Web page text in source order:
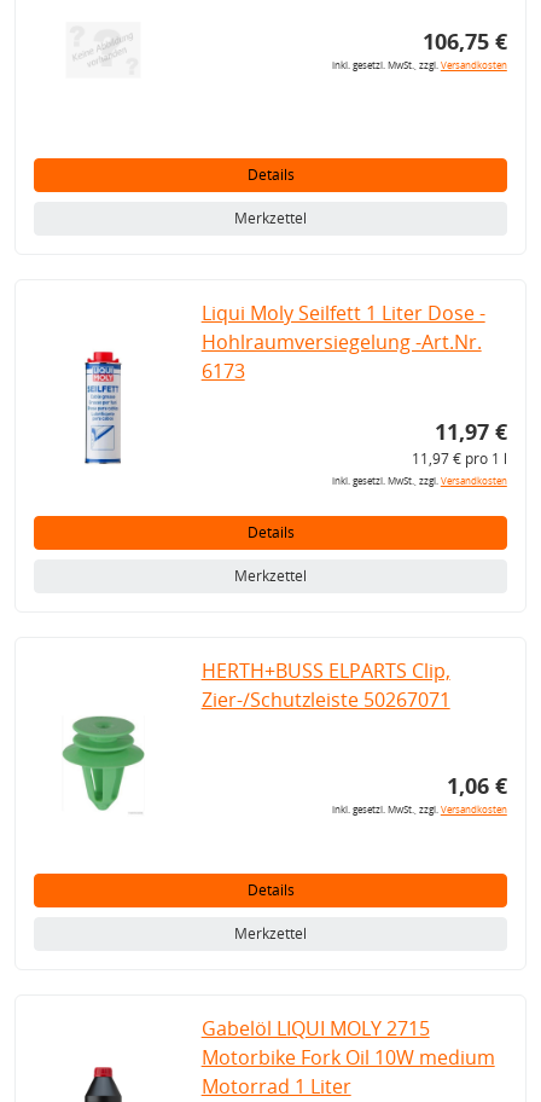
106,75 €
inkl. gesetzl. MwSt., zzgl.Versandkosten
Details
Merkzettel
Liqui Moly Seilfett 1 Liter Dose -
Hohlraumversiegelung -Art.Nr.
6173
11,97 €
11,97 € pro 1 l
inkl. gesetzl. MwSt., zzgl.Versandkosten
Details
Merkzettel
HERTH+BUSS ELPARTS Clip,
Zier-/Schutzleiste 50267071
1,06 €
inkl. gesetzl. MwSt., zzgl.Versandkosten
Details
Merkzettel
Gabelöl LIQUI MOLY 2715
Motorbike Fork Oil 10W medium
Motorrad 1 Liter